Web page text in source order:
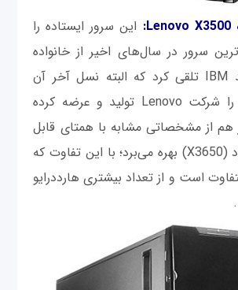
این سرور ایستاده را
سرور در سال‌های اخیر از خانواده
System X برند IBM تلقی کرد که البته نسل آخر آن
یعنی نسل M5 را شرکت Lenovo تولید و عرضه کرده
از مشخصاتی مشابه با همتای قابل
نصب در رک خود (X3650) بهره می‌برد؛ با این تفاوت که
است و از تعداد بیشتری هارددرایو